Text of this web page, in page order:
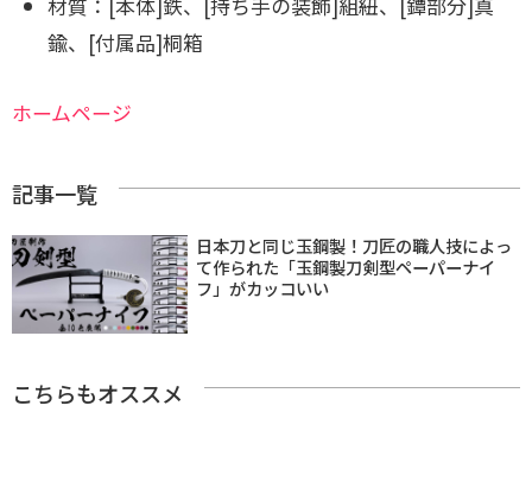
鍮、 [付属品]桐箱
ホームページ
記事一覧
日本刀と同じ玉鋼製！刀匠の職人技によっ
て作られた「玉鋼製刀剣型ペーパーナイ
フ」がカッコいい
こちらもオススメ